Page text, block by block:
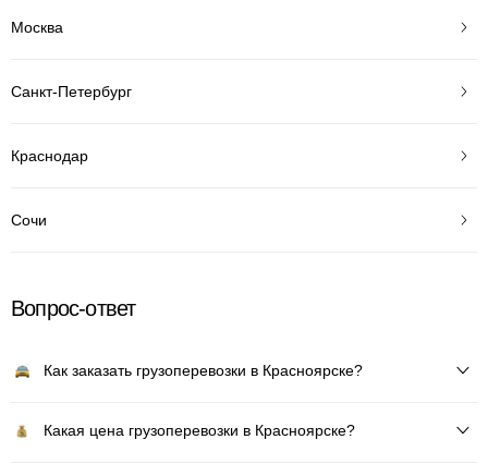
Москва
Санкт-Петербург
Краснодар
Сочи
Вопрос-ответ
Как заказать грузоперевозки в Красноярске?
Какая цена грузоперевозки в Красноярске?